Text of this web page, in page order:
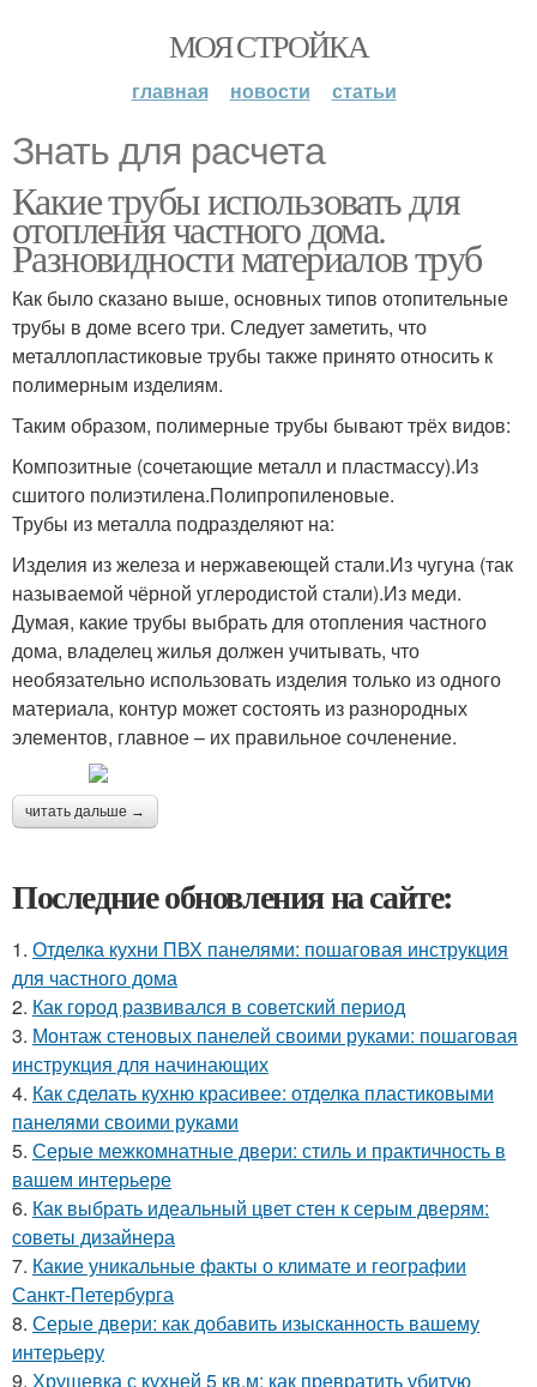
МОЯ СТРОЙКА
главная новости статьи
Знать для расчета
Какие трубы использовать для
отопления частного дома.
Разновидности материалов труб
Как было сказано выше, основных типов отопительные
трубы в доме всего три. Следует заметить, что
металлопластиковые трубы также принято относить к
полимерным изделиям.
Таким образом, полимерные трубы бывают трёх видов:
Композитные (сочетающие металл и пластмассу).Из
сшитого полиэтилена.Полипропиленовые.
Трубы из металла подразделяют на:
Изделия из железа и нержавеющей стали.Из чугуна (так
называемой чёрной углеродистой стали).Из меди.
Думая, какие трубы выбрать для отопления частного
дома, владелец жилья должен учитывать, что
необязательно использовать изделия только из одного
материала, контур может состоять из разнородных
элементов, главное – их правильное сочленение.
читать дальше →
Последние обновления на сайте:
1. Отделка кухни ПВХ панелями: пошаговая инструкция
для частного дома
2. Как город развивался в советский период
3. Монтаж стеновых панелей своими руками: пошаговая
инструкция для начинающих
4. Как сделать кухню красивее: отделка пластиковыми
панелями своими руками
5. Серые межкомнатные двери: стиль и практичность в
вашем интерьере
6. Как выбрать идеальный цвет стен к серым дверям:
советы дизайнера
7. Какие уникальные факты о климате и географии
Санкт-Петербурга
8. Серые двери: как добавить изысканность вашему
интерьеру
9. Хрущевка с кухней 5 кв.м: как превратить убитую